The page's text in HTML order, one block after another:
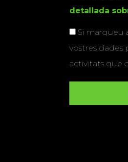
detallada
Si marqueu
vostres dades
activitats que